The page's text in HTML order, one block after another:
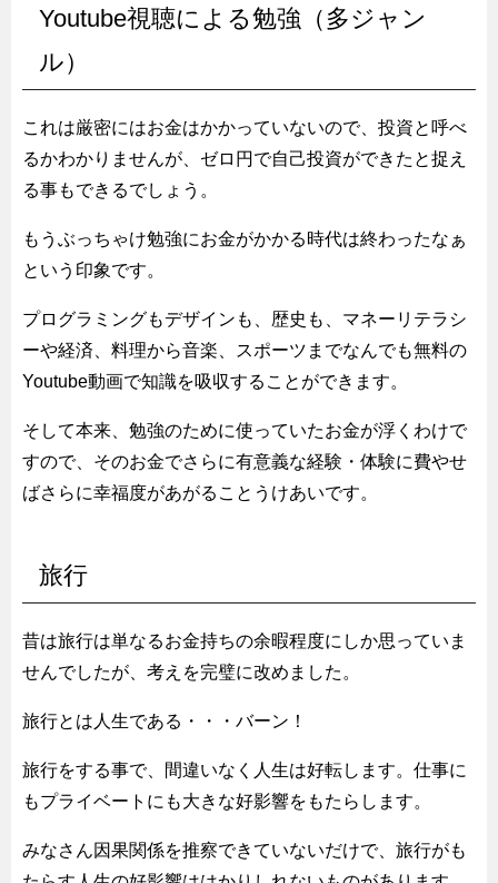
Youtube視聴による勉強（多ジャン
ル）
これは厳密にはお金はかかっていないので、投資と呼べ
るかわかりませんが、ゼロ円で自己投資ができたと捉え
る事もできるでしょう。
もうぶっちゃけ勉強にお金がかかる時代は終わったなぁ
という印象です。
プログラミングもデザインも、歴史も、マネーリテラシ
ーや経済、料理から音楽、スポーツまでなんでも無料の
Youtube動画で知識を吸収することができます。
そして本来、勉強のために使っていたお金が浮くわけで
すので、そのお金でさらに有意義な経験・体験に費やせ
ばさらに幸福度があがることうけあいです。
旅行
昔は旅行は単なるお金持ちの余暇程度にしか思っていま
せんでしたが、考えを完璧に改めました。
旅行とは人生である・・・バーン！
旅行をする事で、間違いなく人生は好転します。仕事に
もプライベートにも大きな好影響をもたらします。
みなさん因果関係を推察できていないだけで、旅行がも